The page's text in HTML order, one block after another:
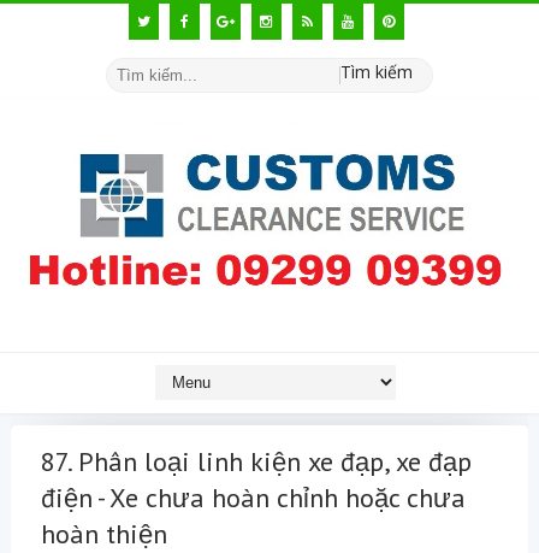
Tìm kiếm
87. Phân loại linh kiện xe đạp, xe đạp
điện - Xe chưa hoàn chỉnh hoặc chưa
hoàn thiện